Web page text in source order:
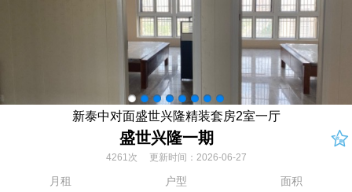
新泰中对面盛世兴隆精装套房2室一厅
盛世兴隆一期
4261次 更新时间：2026-06-27
月租 户型 面积